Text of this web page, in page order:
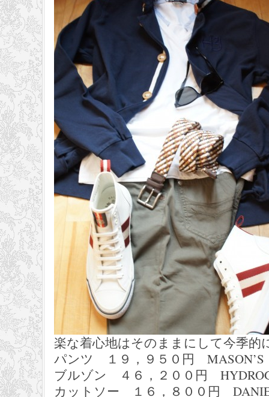
楽な着心地はそのままにして今季的
パンツ １９，９５０円 MASON’S
ブルゾン ４６，２００円
カットソー １６，８００円